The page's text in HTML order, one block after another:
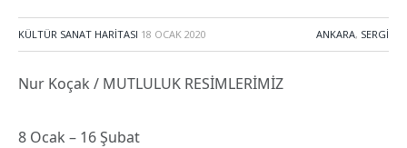
KÜLTÜR SANAT HARITASI 18 OCAK 2020 ANKARA, SERGI
Nur Koçak / MUTLULUK RESİMLERİMİZ
8 Ocak – 16 Şubat